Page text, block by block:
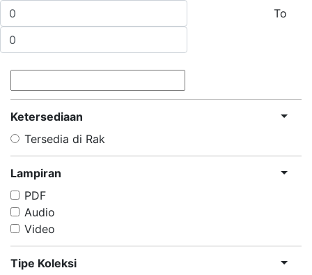
To
Ketersediaan
Tersedia di Rak
Lampiran
PDF
Audio
Video
Tipe Koleksi